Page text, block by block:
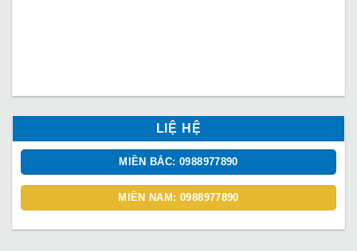
LIỆ HỆ
MIỀN BẮC: 0988977890
MIỀN NAM: 0988977890